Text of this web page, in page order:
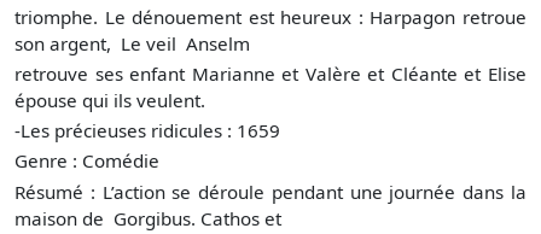
triomphe. Le dénouement est heureux : Harpagon retroue
son argent, Le veil Anselm
retrouve ses enfant Marianne et Valère et Cléante et Elise
épouse qui ils veulent.
-Les précieuses ridicules : 1659
Genre : Comédie
Résumé : L’action se déroule pendant une journée dans la
maison de Gorgibus. Cathos et